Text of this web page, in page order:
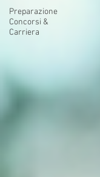
Preparazione
Concorsi &
Carriera